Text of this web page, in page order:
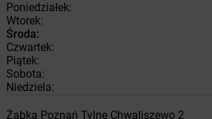
Poniedziałek:
Wtorek:
Środa:
Czwartek:
Piątek:
Sobota:
Niedziela:
Żabka Poznań Tylne Chwaliszewo 2